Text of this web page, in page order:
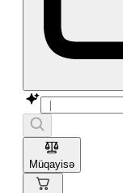
Müqayisə